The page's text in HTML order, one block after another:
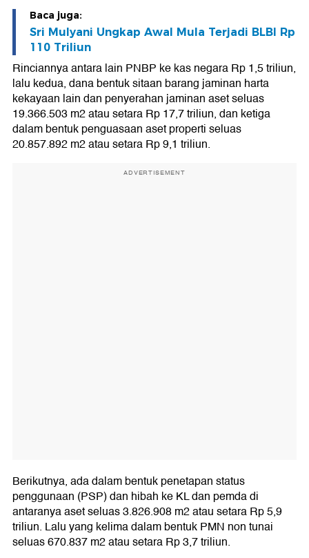
Baca juga:
Sri Mulyani Ungkap Awal Mula Terjadi BLBI Rp
110 Triliun
Rinciannya antara lain PNBP ke kas negara Rp 1,5 triliun,
lalu kedua, dana bentuk sitaan barang jaminan harta
kekayaan lain dan penyerahan jaminan aset seluas
19.366.503 m2 atau setara Rp 17,7 triliun, dan ketiga
dalam bentuk penguasaan aset properti seluas
20.857.892 m2 atau setara Rp 9,1 triliun.
ADVERTISEMENT
Berikutnya, ada dalam bentuk penetapan status
penggunaan (PSP) dan hibah ke KL dan pemda di
antaranya aset seluas 3.826.908 m2 atau setara Rp 5,9
triliun. Lalu yang kelima dalam bentuk PMN non tunai
seluas 670.837 m2 atau setara Rp 3,7 triliun.